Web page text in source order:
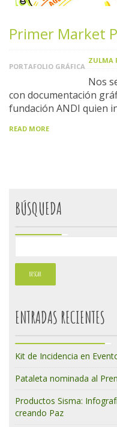
Primer Market
PORTAFOLIO GRÁFICA
ZULMA
Nos
con documentación
fundación ANDI quien
READ MORE
BÚSQUEDA
ENTRADAS RECIENTES
Kit de Incidencia en
Pataleta nominada al
Productos Sisma:
creando Paz